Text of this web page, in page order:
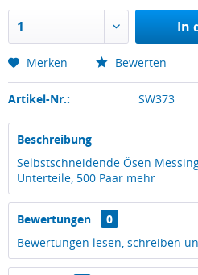
In
Merken Bewerten
Artikel-Nr.: SW373
Beschreibung
Selbstschneidende Ösen
Unterteile, 500 Paar mehr
Bewertungen
0
Bewertungen lesen, schreiben